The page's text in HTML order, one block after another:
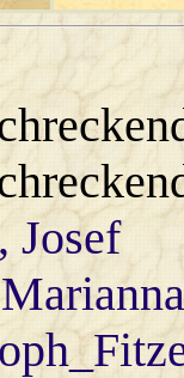
Josef